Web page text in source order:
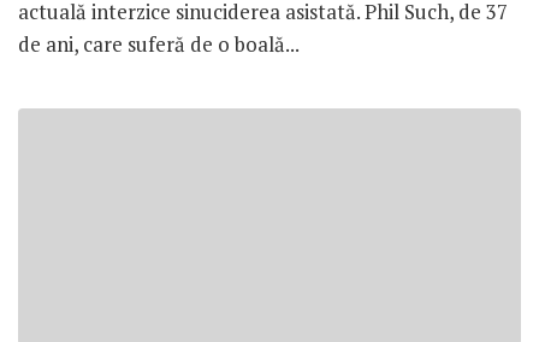
actuală interzice sinuciderea asistată. Phil Such, de 37
de ani, care suferă de o boală...